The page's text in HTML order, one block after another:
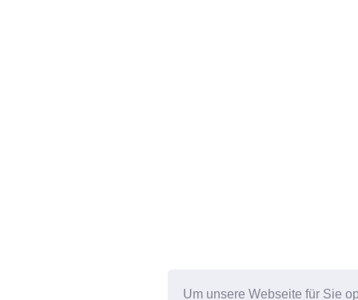
Um unsere Webseite für Sie